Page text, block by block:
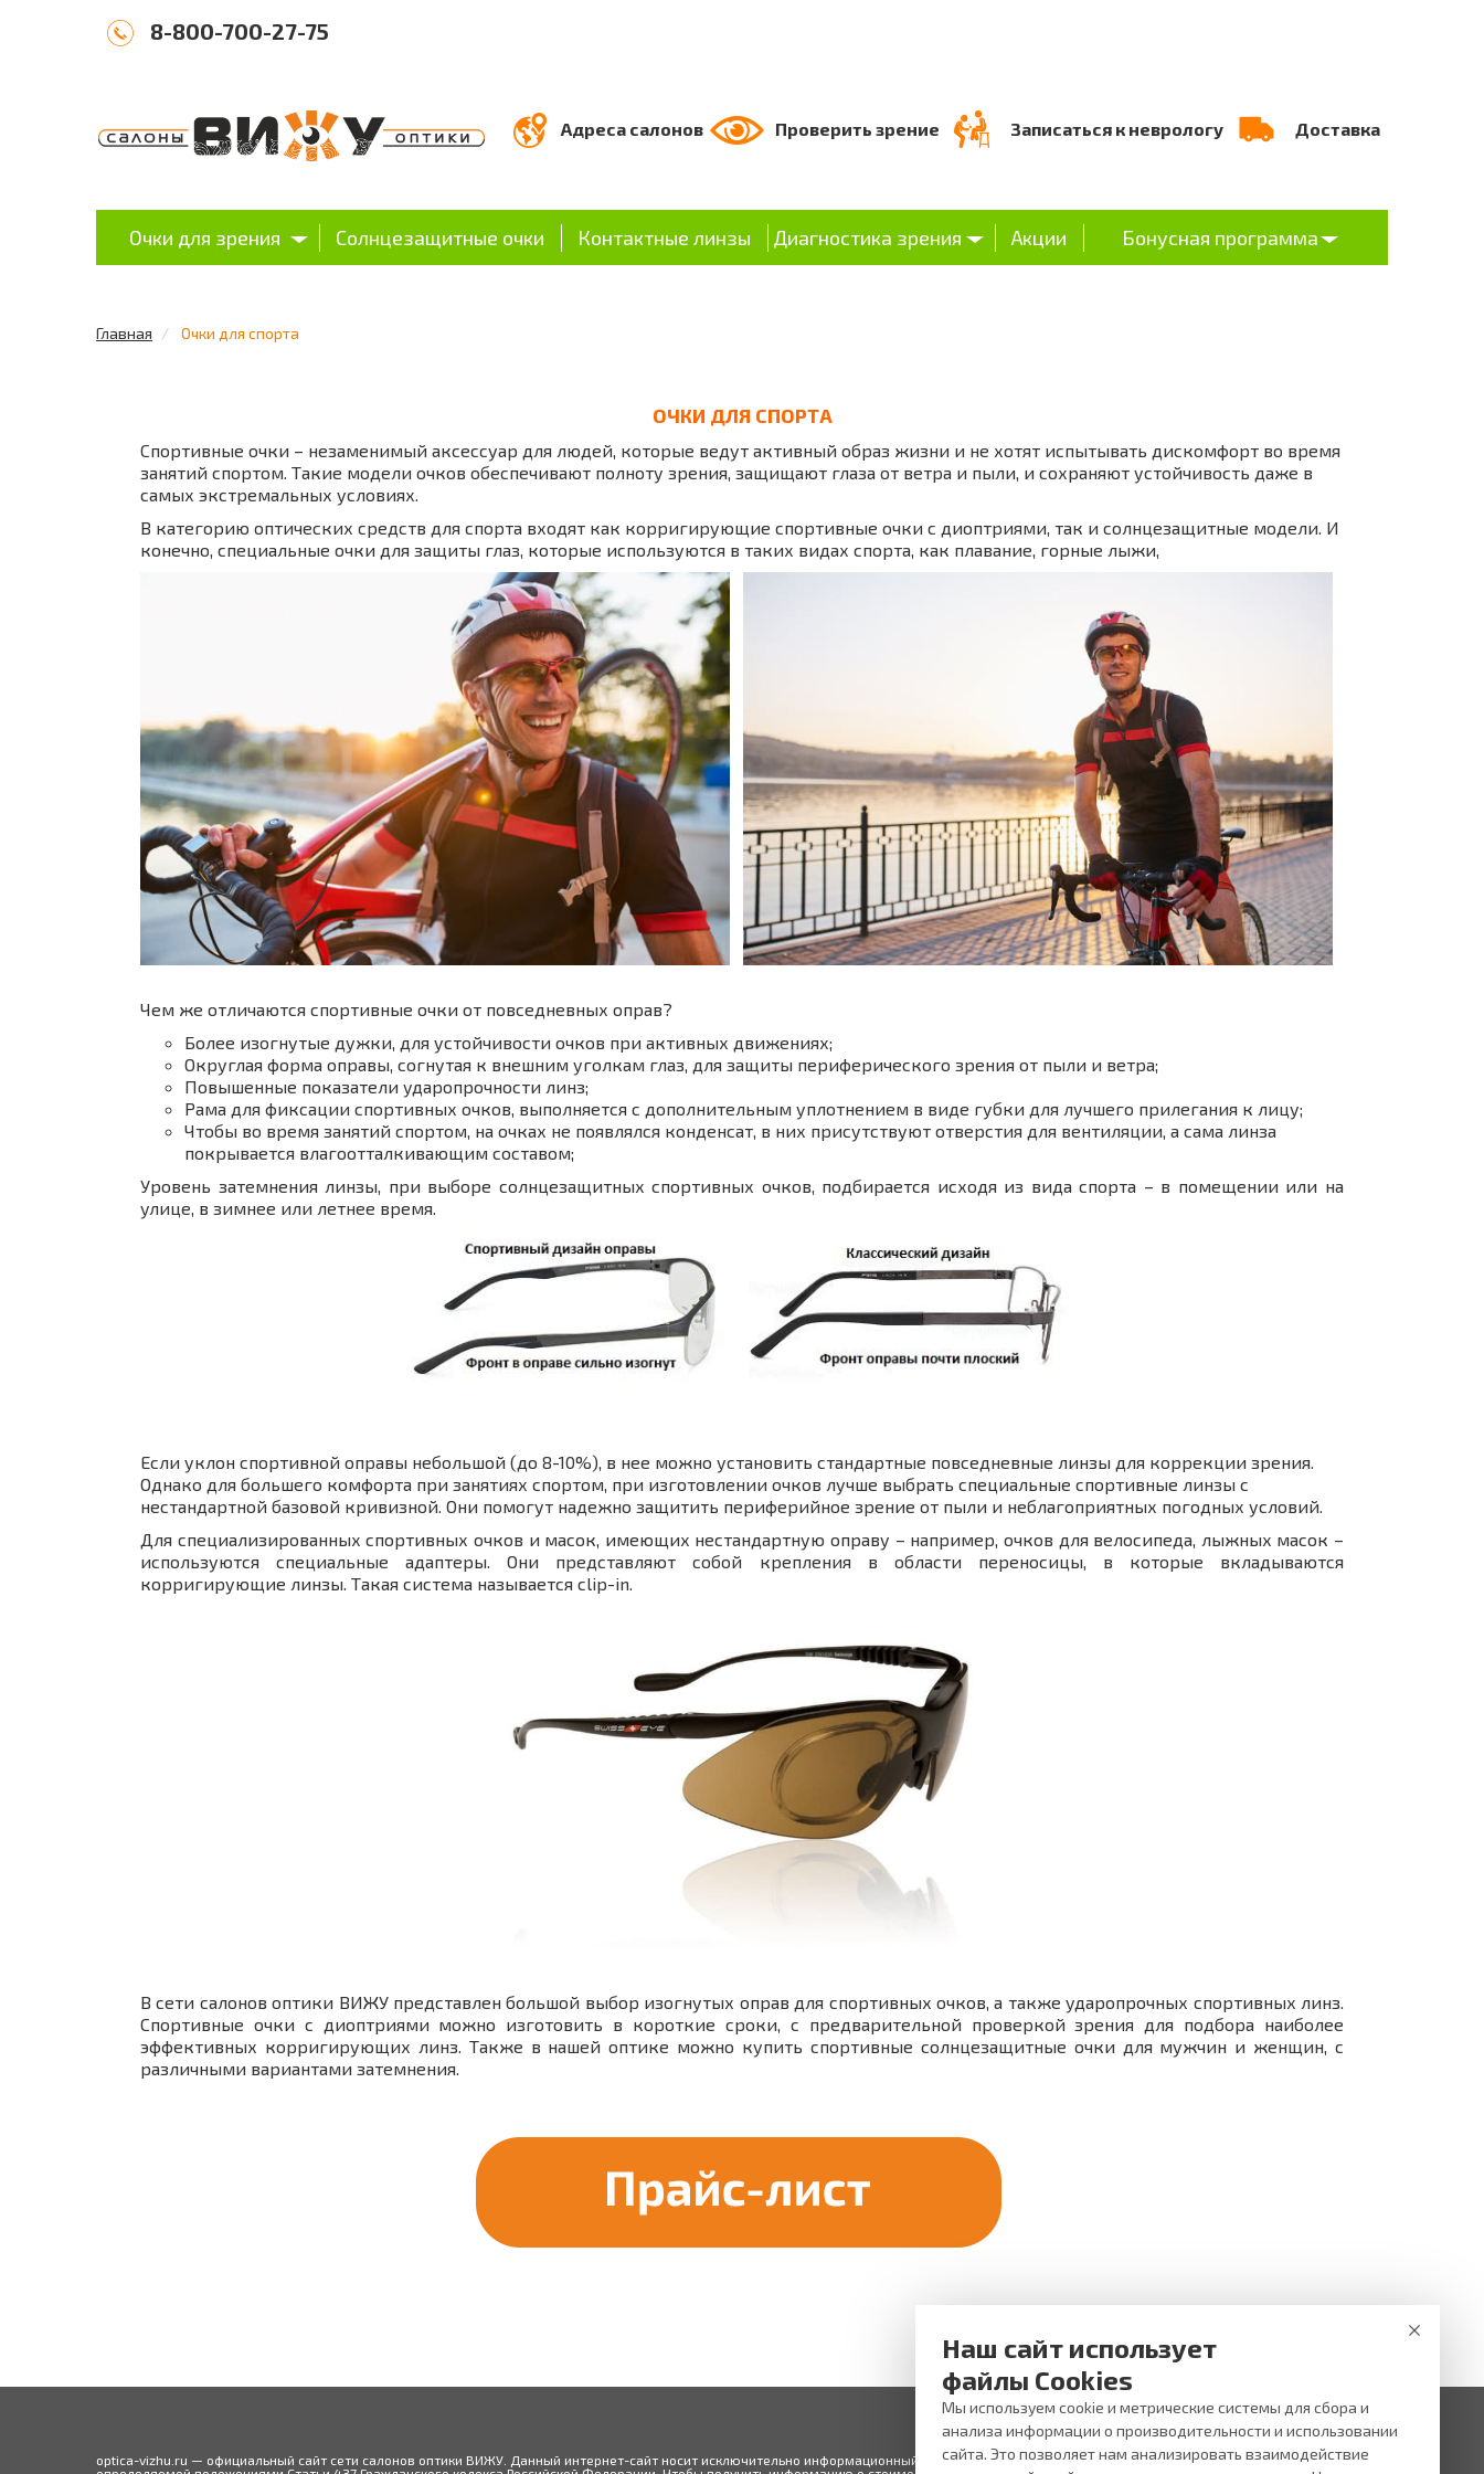
8-800-700-27-75
Адреса салонов Проверить зрение Записаться к неврологу Доставка
Очки для зрения Солнцезащитные очки Контактные линзы Диагностика зрения Акции Бонусная программа
Главная Очки для спорта
ОЧКИ ДЛЯ СПОРТА
Спортивные очки – незаменимый аксессуар для людей, которые ведут активный образ жизни и не хотят испытывать дискомфорт во время
занятий спортом. Такие модели очков обеспечивают полноту зрения, защищают глаза от ветра и пыли, и сохраняют устойчивость даже в
самых экстремальных условиях.
В категорию оптических средств для спорта входят как корригирующие спортивные очки с диоптриями, так и солнцезащитные модели. И
конечно, специальные очки для защиты глаз, которые используются в таких видах спорта, как плавание, горные лыжи,
Чем же отличаются спортивные очки от повседневных оправ?
Более изогнутые дужки, для устойчивости очков при активных движениях;
Округлая форма оправы, согнутая к внешним уголкам глаз, для защиты периферического зрения от пыли и ветра;
Повышенные показатели ударопрочности линз;
Рама для фиксации спортивных очков, выполняется с дополнительным уплотнением в виде губки для лучшего прилегания к лицу;
Чтобы во время занятий спортом, на очках не появлялся конденсат, в них присутствуют отверстия для вентиляции, а сама линза
покрывается влагоотталкивающим составом;
Уровень затемнения линзы, при выборе солнцезащитных спортивных очков, подбирается исходя из вида спорта – в помещении или на
улице, в зимнее или летнее время.
Если уклон спортивной оправы небольшой (до 8-10%), в нее можно установить стандартные повседневные линзы для коррекции зрения.
Однако для большего комфорта при занятиях спортом, при изготовлении очков лучше выбрать специальные спортивные линзы с
нестандартной базовой кривизной. Они помогут надежно защитить периферийное зрение от пыли и неблагоприятных погодных условий.
Для специализированных спортивных очков и масок, имеющих нестандартную оправу – например, очков для велосипеда, лыжных масок –
используются специальные адаптеры. Они представляют собой крепления в области переносицы, в которые вкладываются
корригирующие линзы. Такая система называется clip-in.
В сети салонов оптики ВИЖУ представлен большой выбор изогнутых оправ для спортивных очков, а также ударопрочных спортивных линз.
Спортивные очки с диоптриями можно изготовить в короткие сроки, с предварительной проверкой зрения для подбора наиболее
эффективных корригирующих линз. Также в нашей оптике можно купить спортивные солнцезащитные очки для мужчин и женщин, с
различными вариантами затемнения.
optica-vizhu.ru — официальный сайт сети салонов оптики ВИЖУ. Данный интернет-сайт носит исключительно информационный характер и ни при каких условиях не является публичной офертой,
Наш сайт использует
файлы Cookies
Мы используем cookie и метрические системы для сбора и
анализа информации о производительности и использовании
сайта. Это позволяет нам анализировать взаимодействие